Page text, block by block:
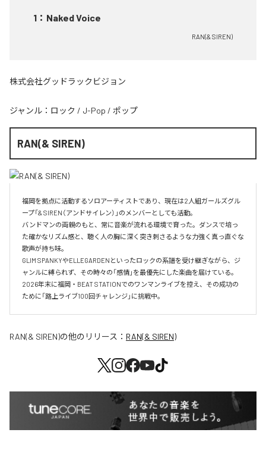
1 ： Naked Voice
RAN(& SIREN)
株式会社グッドラックビジョン
ジャンル： ロック / J-Pop / ポップ
RAN(& SIREN)
福岡を拠点に活動するソロアーティストであり、現在は2人組ガールズグル
ープ「& SIREN（アンドサイレン）」のメンバーとしても活動。
バンドマンの両親のもと、常に音楽が流れる環境で育った。ダンスで培っ
た確かなリズム感と、聴く人の胸に深く突き刺さるような力強く真っ直ぐな
歌声が持ち味。
GLIM SPANKYやELLEGARDENといったロックの系譜を受け継ぎながら、ジ
ャンルに縛られず、その時々の「感情」を最優先にした楽曲を届けている。
2026年末に福岡・BEAT STATIONでのワンマンライブを控え、その成功の
ために「路上ライブ100回チャレンジ」に挑戦中。
RAN(& SIREN)の他のリリース： RAN(& SIREN)